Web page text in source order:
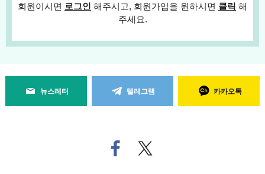
회원이시면 로그인 해주시고, 회원가입을 원하시면 클릭 해
주세요.
뉴스레터 텔레그램 카카오톡
페
이
트위
터로